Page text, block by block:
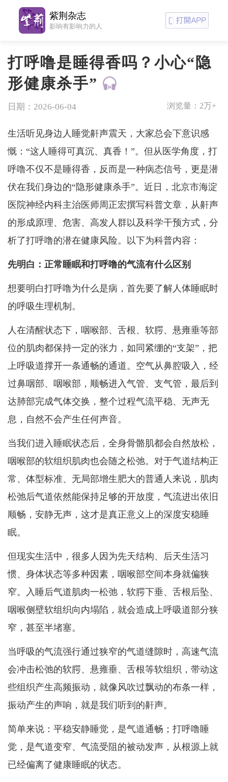
打呼噜是睡得香吗？小心“隐
形健康杀手”
日期：2026-06-04 浏览量： 2万+
生活听见身边人睡觉鼾声震天，大家总会下意识感
慨：“这人睡得可真沉、真香！”。但从医学角度，打
呼噜不仅不是睡得香，反而是一种病态信号，更是潜
伏在我们身边的“隐形健康杀手”。近日，北京市海淀
医院神经内科主治医师周正宏撰写科普文章，从鼾声
的形成原理、危害、高发人群以及科学干预方式，分
析了打呼噜的潜在健康风险。以下为科普内容：
先明白：正常睡眠和打呼噜的气流有什么区别
想要明白打呼噜为什么是病，首先要了解人体睡眠时
的呼吸生理机制。
人在清醒状态下，咽喉部、舌根、软腭、悬雍垂等部
位的肌肉都保持一定的张力，如同紧绷的“支架”，把
上呼吸道撑开一条通畅的通道。空气从鼻腔吸入，经
过鼻咽部、咽喉部，顺畅进入气管、支气管，最后到
达肺部完成气体交换，整个过程气流平稳、无声无
息，自然不会产生任何声音。
当我们进入睡眠状态后，全身骨骼肌都会自然放松，
咽喉部的软组织肌肉也会随之松弛。对于气道结构正
常、体型标准、无局部增生肥大的普通人来说，肌肉
松弛后气道依然能保持足够的开放度，气流进出依旧
顺畅，安静无声，这才是真正意义上的深度安稳睡
眠。
但现实生活中，很多人因为先天结构、后天生活习
惯、身体状态等多种因素，咽喉部空间本身就偏狭
窄。入睡后气道肌肉一松弛，软腭下垂、舌根后坠、
咽喉侧壁软组织向内塌陷，就会造成上呼吸道部分狭
窄，甚至半堵塞。
当呼吸的气流强行通过狭窄的气道缝隙时，高速气流
会冲击松弛的软腭、悬雍垂、舌根等软组织，带动这
些组织产生高频振动，就像风吹过飘动的布条一样，
振动产生的声响，就是我们听到的鼾声。
简单来说：平稳安静睡觉，是气道通畅；打呼噜睡
觉，是气道变窄、气流受阻的被动发声，从根源上就
已经偏离了健康睡眠的状态。
紫荆杂志
影响有影响力的人